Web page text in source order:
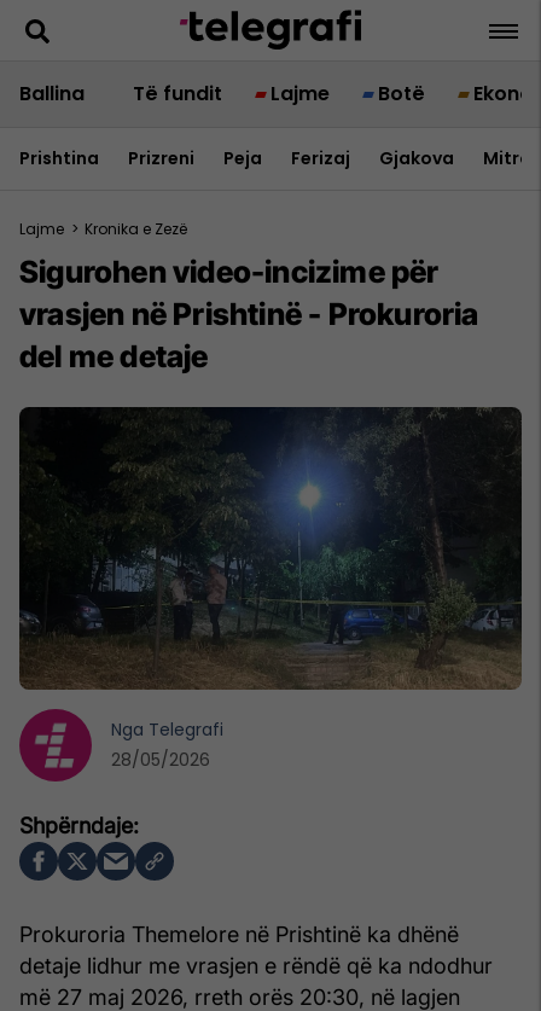
Ballina Të fundit Lajme Botë
Prishtina Prizreni Peja Ferizaj Gjakova
Lajme > Kronika e Zezë
Sigurohen video-incizime për
vrasjen në Prishtinë - Prokuroria
del me detaje
Prokuroria Themelore në Prishtinë ka dhënë
detaje lidhur me vrasjen e rëndë që ka ndodhur
më 27 maj 2026, rreth orës 20:30, në lagjen
Nga Telegrafi
28/05/2026